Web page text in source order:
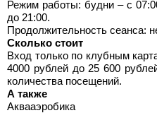
Режим работы: будни – с
до 21:00.
Продолжительность сеанса:
Сколько стоит
Вход только по клубным
4000 рублей до 25 600
количества посещений.
А также
Аквааэробика